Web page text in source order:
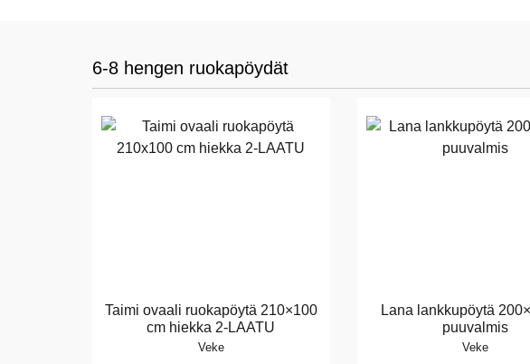
6-8 hengen ruokapöydät
Taimi ovaali ruokapöytä 210×100
cm hiekka 2-LAATU
Veke
Lana lankkupöytä
puuvalmis
Veke